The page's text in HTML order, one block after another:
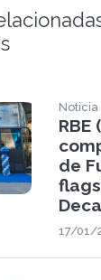
Noticia
RBE
de
17/01/